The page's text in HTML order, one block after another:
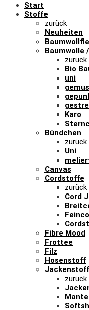
Start
Stoffe
zurück
Neuheiten
Baumwolle
zurück
Bio
uni
Karo
Bündchen
zurück
Uni
Canvas
Cordstoffe
zurück
Cord
Fibre Mood
Frottee
Filz
Hosenstoff
Jackenstoff
zurück